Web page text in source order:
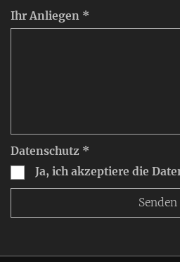
Ihr Anliegen *
Datenschutz *
Ja, ich akzeptiere die